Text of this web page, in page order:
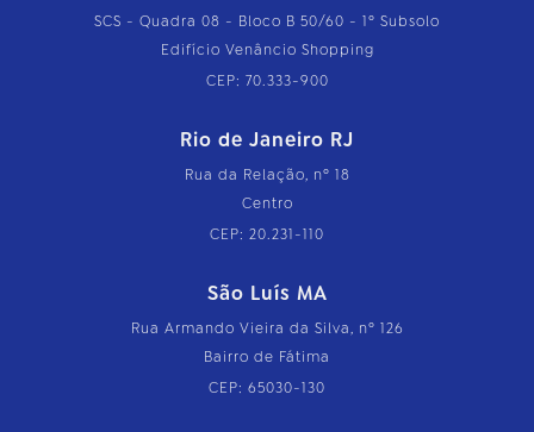
SCS - Quadra 08 - Bloco B 50/60 - 1º Subsolo
Edifício Venâncio Shopping
CEP: 70.333-900
Rio de Janeiro RJ
Rua da Relação, nº 18
Centro
CEP: 20.231-110
São Luís MA
Rua Armando Vieira da Silva, nº 126
Bairro de Fátima
CEP: 65030-130